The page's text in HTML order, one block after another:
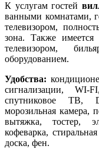
К услугам гостей
ванными комнатами,
телевизором,
зона. Также
телевизором,
оборудованием.
Удобства:
сигнализации, WI-
спутниковое ТВ,
морозильная камера,
вытяжка, тостер,
кофеварка,
доска, фен.